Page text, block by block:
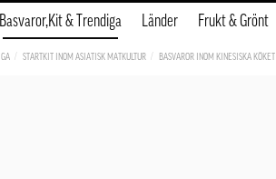
Basvaror,Kit & Trendiga Länder Frukt & Grönt
STARTKIT INOM ASIATISK MATKULTUR BASVAROR INOM KINESISKA KÖKET